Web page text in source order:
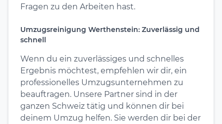
Fragen zu den Arbeiten hast.
Umzugsreinigung Werthenstein: Zuverlässig und
schnell
Wenn du ein zuverlässiges und schnelles
Ergebnis möchtest, empfehlen wir dir, ein
professionelles Umzugsunternehmen zu
beauftragen. Unsere Partner sind in der
ganzen Schweiz tätig und können dir bei
deinem Umzug helfen. Sie werden dir bei der